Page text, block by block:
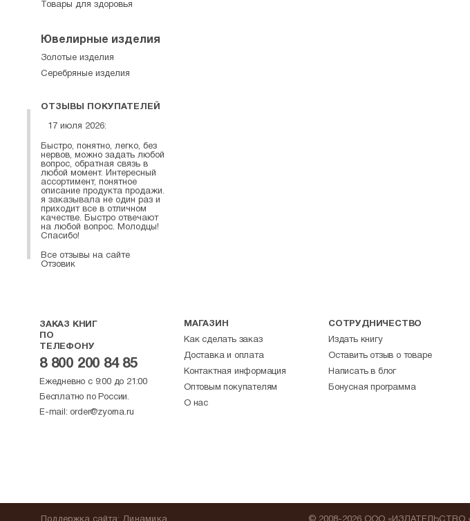
Товары для здоровья
Ювелирные изделия
Золотые изделия
Серебряные изделия
ОТЗЫВЫ ПОКУПАТЕЛЕЙ
17 июля 2026:
Быстро, понятно, легко, без
нервов, можно задать любой
вопрос, обратная связь в
любой момент. Интересный
ассортимент, понятное
описание продукта продажи.
я заказывала не один раз и
приходит все в отличном
качестве. Быстро отвечают
на любой вопрос. Молодцы!
Спасибо!
Все отзывы на сайте
Отзовик
ЗАКАЗ КНИГ
ПО
ТЕЛЕФОНУ
8 800 200 84 85
Ежедневно с 9:00 до 21:00
Бесплатно по России.
E-mail: order@zyorna.ru
МАГАЗИН
Как сделать заказ
Доставка и оплата
Контактная информация
Оптовым покупателям
О нас
СОТРУДНИЧЕСТВО
Издать книгу
Оставить отзыв о товаре
Написать в блог
Бонусная программа